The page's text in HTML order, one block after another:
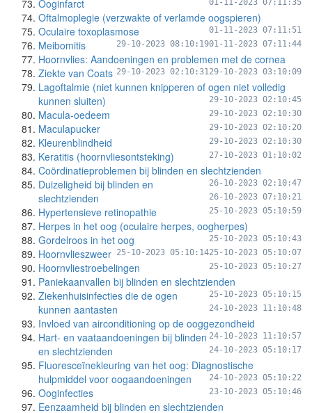
Ooginfarct 01-11-2023 07:11:35
Oftalmoplegie (verzwakte of verlamde oogspieren)
01-11-2023 07:11:51
Oculaire toxoplasmose
01-11-2023 07:11:44
Meibomitis 29-10-2023 08:10:19
Hoornvlies: Aandoeningen en problemen met de cornea
29-10-2023 03:10:09
Ziekte van Coats 29-10-2023 02:10:31
Lagoftalmie (niet kunnen knipperen of ogen niet volledig
kunnen sluiten)
29-10-2023 02:10:45
Macula-oedeem 29-10-2023 02:10:30
Maculapucker 29-10-2023 02:10:20
Kleurenblindheid 29-10-2023 02:10:30
Keratitis (hoornvliesontsteking) 27-10-2023 01:10:02
Coördinatieproblemen bij blinden en slechtzienden
26-10-2023 02:10:47
Duizeligheid bij blinden en
slechtzienden
26-10-2023 07:10:21
Hypertensieve retinopathie 25-10-2023 05:10:59
Herpes in het oog (oculaire herpes, oogherpes)
25-10-2023 05:10:43
Gordelroos in het oog
25-10-2023 05:10:07
Hoornvlieszweer 25-10-2023 05:10:14
Hoornvliestroebelingen 25-10-2023 05:10:27
Paniekaanvallen bij blinden en slechtzienden
25-10-2023 05:10:15
Ziekenhuisinfecties die de ogen
kunnen aantasten
24-10-2023 11:10:48
Invloed van airconditioning op de ooggezondheid
24-10-2023 11:10:57
Hart- en vaataandoeningen bij blinden
en slechtzienden
24-10-2023 05:10:17
Fluoresceïnekleuring van het oog: Diagnostische
hulpmiddel voor oogaandoeningen
24-10-2023 05:10:22
Ooginfecties 23-10-2023 05:10:46
Eenzaamheid bij blinden en slechtzienden